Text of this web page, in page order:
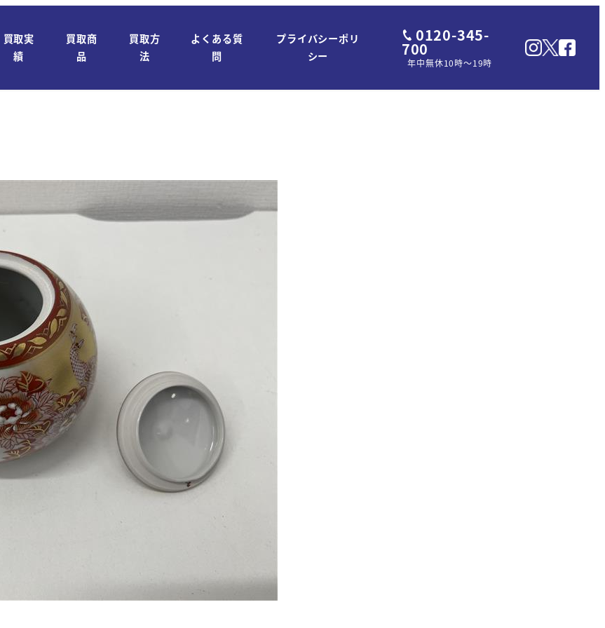
買取実
績
買取商
品
買取方
法
よくある質
問
プライバシーポリ
シー
0120-345-
700
年中無休10時～19時